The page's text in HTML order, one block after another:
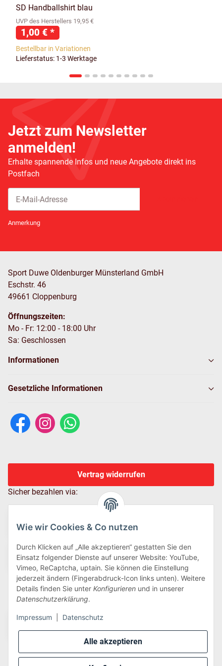
Alle akzeptieren
Wie wir Cookies & Co nutzen
Durch Klicken auf „Alle akzeptieren“ gestatten Sie den
Einsatz folgender Dienste auf unserer Website: YouTube,
Vimeo, ReCaptcha, uptain. Sie können die Einstellung
jederzeit ändern (Fingerabdruck-Icon links unten). Weitere
Details finden Sie unter Konfigurieren und in unserer
Datenschutzerklärung.
Impressum Datenschutz
SD Handballshirt blau
UVP des Herstellers 19,95 €
1,00 € *
Bestellbar in Variationen
Lieferstatus: 1-3 Werktage
Jetzt zum Newsletter
anmelden!
Erhalte spannende Infos und neue Angebote direkt ins
Postfach
Anmerkung
Sport Duwe Oldenburger Münsterland GmbH
Eschstr. 46
49661 Cloppenburg
Öffnungszeiten:
Mo - Fr: 12:00 - 18:00 Uhr
Sa: Geschlossen
Informationen
Gesetzliche Informationen
Vertrag widerrufen
Sicher bezahlen via:
Wir versenden via: